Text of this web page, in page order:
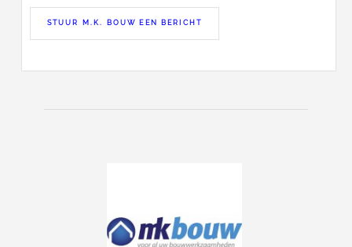
STUUR M.K. BOUW EEN BERICHT